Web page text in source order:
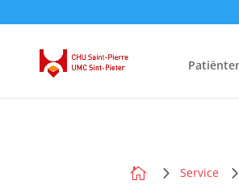
 Service